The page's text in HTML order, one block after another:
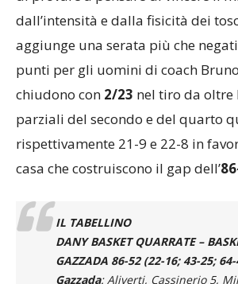
di provare a pensare di vincere il
aggiunge una serata più che
punti per gli uomini di coach Bruno
parziali del secondo e del quarto
rispettivamente 21-9 e 22-8 in
casa che costruiscono il gap dell’
IL TABELLINO
DANY BASKET QUARRATE –
GAZZADA 86-52 (22-16; 43-25; 64-